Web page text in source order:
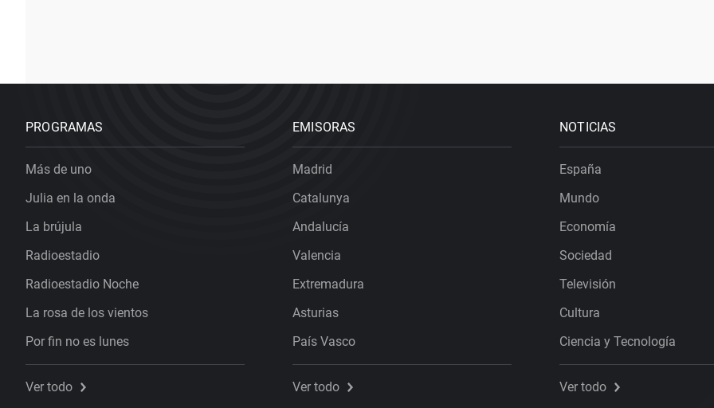
PROGRAMAS
Más de uno
Julia en la onda
La brújula
Radioestadio
Radioestadio Noche
La rosa de los vientos
Por fin no es lunes
Ver todo
EMISORAS
Madrid
Catalunya
Andalucía
Valencia
Extremadura
Asturias
País Vasco
Ver todo
NOTICIAS
España
Mundo
Economía
Sociedad
Televisión
Cultura
Ciencia y Tecnología
Ver todo